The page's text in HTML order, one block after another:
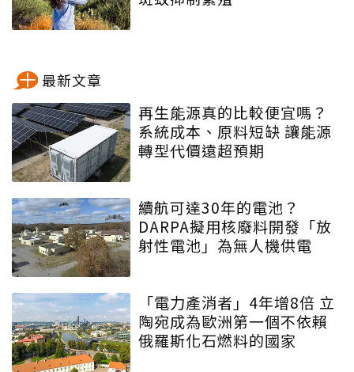
最新文章
再生能源真的比較便宜嗎？
系統成本、原料短缺 讓能源
轉型代價遠超預期
續航可達30年的電池？
DARPA擬用核廢料開發「放
射性電池」為無人機供電
「電力產消者」4年增8倍 立
陶宛成為歐洲第一個不依賴
俄羅斯化石燃料的國家